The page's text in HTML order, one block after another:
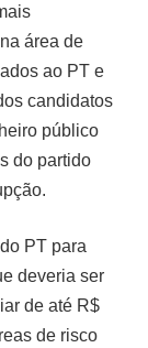
na área de
ao PT e
candidatos
público
partido que
ser
de até R$
de risco ou